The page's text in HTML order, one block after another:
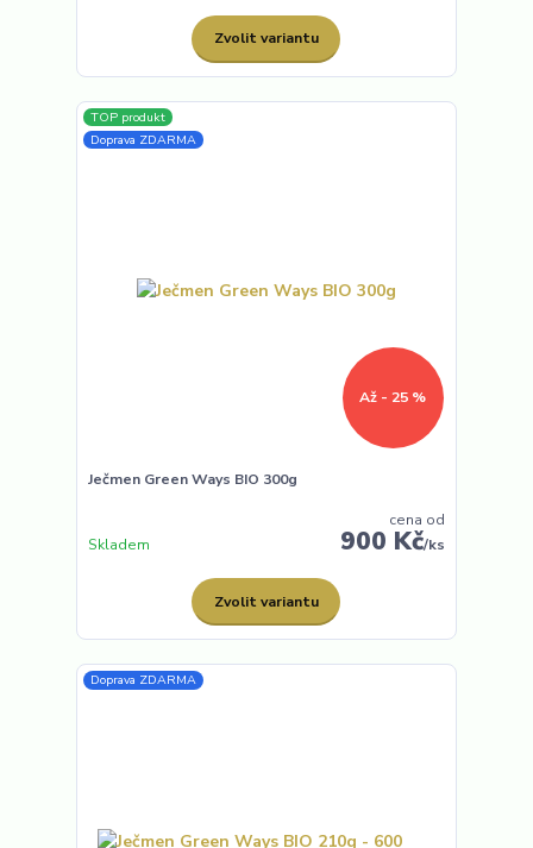
Zvolit variantu
TOP produkt
Doprava ZDARMA
Až - 25 %
Ječmen Green Ways BIO 300g
cena od
900 Kč/ks
Skladem
Zvolit variantu
Doprava ZDARMA